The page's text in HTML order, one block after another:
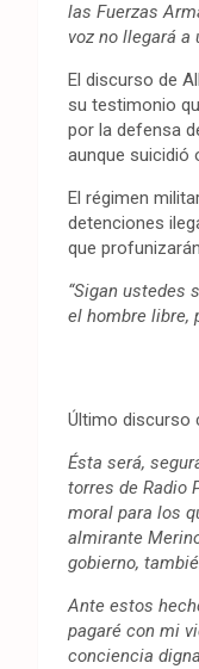
las Fuerzas
voz no llegará a
El discurso de
su testimonio
por la defensa
aunque suicidió
El régimen
detenciones
que
“Sigan ustedes
el hombre libre,
Último discurso
Ésta será,
torres de Radio
moral para los
almirante
gobierno,
Ante estos
pagaré con mi
conciencia